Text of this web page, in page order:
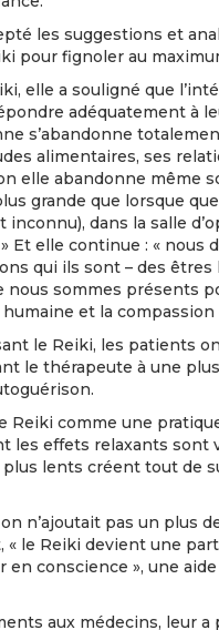
les suggestions et
pour fignoler au
elle a souligné que
adéquatement à
s’abandonne
alimentaires, ses
elle abandonne même
grande que lorsque
dans la salle
Et elle continue : « nous
qui ils sont – des êtres
sommes présents
et la compassion
le Reiki, les patients
le thérapeute à une
Reiki comme une
les effets relaxants sont
lents créent tout de
n’ajoutait pas un plus
le Reiki devient une
en conscience », une
aux médecins, leur a